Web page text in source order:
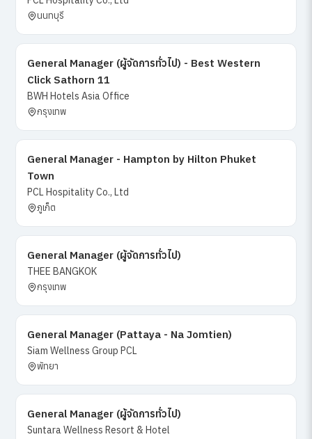
นนทบุรี
General Manager (ผู้จัดการทั่วไป) - Best Western
Click Sathorn 11
BWH Hotels Asia Office
กรุงเทพ
General Manager - Hampton by Hilton Phuket
Town
PCL Hospitality Co., Ltd
ภูเก็ต
General Manager (ผู้จัดการทั่วไป)
THEE BANGKOK
กรุงเทพ
General Manager (Pattaya - Na Jomtien)
Siam Wellness Group PCL
พัทยา
General Manager (ผู้จัดการทั่วไป)
Suntara Wellness Resort & Hotel